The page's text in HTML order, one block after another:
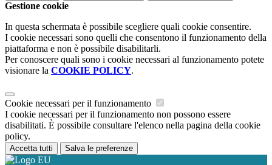
Gestione cookie
In questa schermata è possibile scegliere quali cookie consentire.
I cookie necessari sono quelli che consentono il funzionamento della
piattaforma e non è possibile disabilitarli.
Per conoscere quali sono i cookie necessari al funzionamento potete
visionare la COOKIE POLICY.
Cookie necessari per il funzionamento
I cookie necessari per il funzionamento non possono essere
disabilitati. È possibile consultare l'elenco nella pagina della cookie
policy.
Accetta tutti Salva le preferenze